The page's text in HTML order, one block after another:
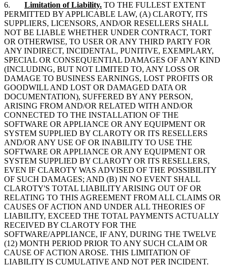
6. Limitation of Liability. TO THE FULLEST EXTENT
PERMITTED BY APPLICABLE LAW, (A) CLAROTY, ITS
SUPPLIERS, LICENSORS, AND/OR RESELLERS SHALL
NOT BE LIABLE WHETHER UNDER CONTRACT, TORT
OR OTHERWISE, TO USER OR ANY THIRD PARTY FOR
ANY INDIRECT, INCIDENTAL, PUNITIVE, EXEMPLARY,
SPECIAL OR CONSEQUENTIAL DAMAGES OF ANY KIND
(INCLUDING, BUT NOT LIMITED TO, ANY LOSS OR
DAMAGE TO BUSINESS EARNINGS, LOST PROFITS OR
GOODWILL AND LOST OR DAMAGED DATA OR
DOCUMENTATION), SUFFERED BY ANY PERSON,
ARISING FROM AND/OR RELATED WITH AND/OR
CONNECTED TO THE INSTALLATION OF THE
SOFTWARE OR APPLIANCE OR ANY EQUIPMENT OR
SYSTEM SUPPLIED BY CLAROTY OR ITS RESELLERS
AND/OR ANY USE OF OR INABILITY TO USE THE
SOFTWARE OR APPLIANCE OR ANY EQUIPMENT OR
SYSTEM SUPPLIED BY CLAROTY OR ITS RESELLERS,
EVEN IF CLAROTY WAS ADVISED OF THE POSSIBILITY
OF SUCH DAMAGES; AND (B) IN NO EVENT SHALL
CLAROTY'S TOTAL LIABILITY ARISING OUT OF OR
RELATING TO THIS AGREEMENT FROM ALL CLAIMS OR
CAUSES OF ACTION AND UNDER ALL THEORIES OF
LIABILITY, EXCEED THE TOTAL PAYMENTS ACTUALLY
RECEIVED BY CLAROTY FOR THE
SOFTWARE/APPLIANCE, IF ANY, DURING THE TWELVE
(12) MONTH PERIOD PRIOR TO ANY SUCH CLAIM OR
CAUSE OF ACTION AROSE. THIS LIMITATION OF
LIABILITY IS CUMULATIVE AND NOT PER INCIDENT.